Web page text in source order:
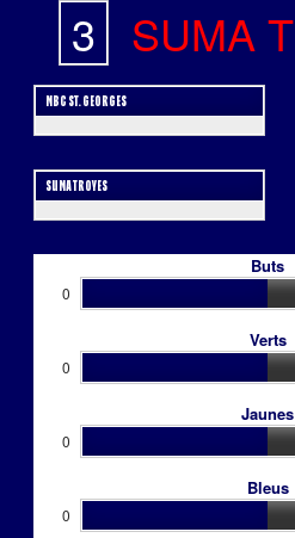
3 SUMA
MBC ST. GEORGES
SUMA TROYES
Buts
0
Verts
0
Jaunes
0
Bleus
0